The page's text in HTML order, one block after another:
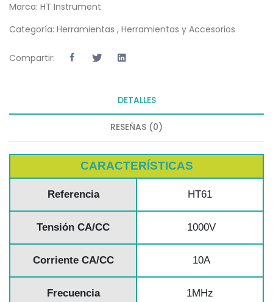
Marca: HT Instrument
Categoría: Herramientas , Herramientas y Accesorios
Compartir:
DETALLES
RESEÑAS (0)
CARACTERÍSTICAS
Referencia HT61
Tensión CA/CC 1000V
Corriente CA/CC 10A
Frecuencia 1MHz